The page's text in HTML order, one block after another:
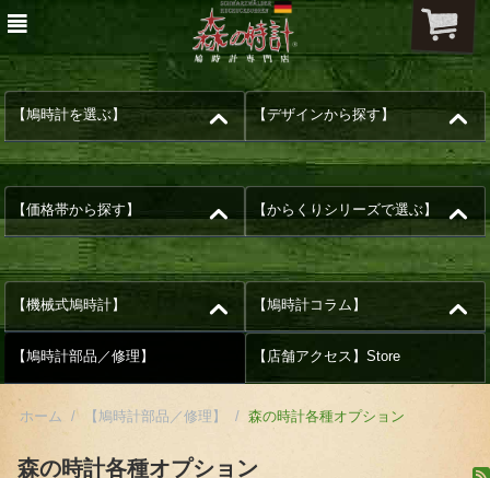
【鳩時計を選ぶ】 【デザインから探す】
【価格帯から探す】 【からくりシリーズで選ぶ】
【機械式鳩時計】 【鳩時計コラム】
【鳩時計部品／修理】 【店舗アクセス】Store
ホーム / 【鳩時計部品／修理】 / 森の時計各種オプション
森の時計各種オプション